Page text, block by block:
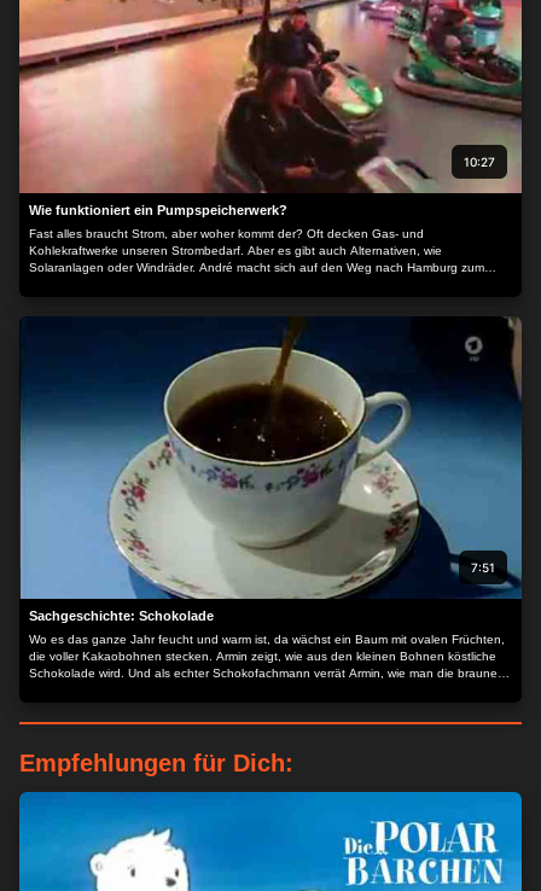
10:27
Wie funktioniert ein Pumpspeicherwerk?
Fast alles braucht Strom, aber woher kommt der? Oft decken Gas- und
Kohlekraftwerke unseren Strombedarf. Aber es gibt auch Alternativen, wie
Solaranlagen oder Windräder. André macht sich auf den Weg nach Hamburg zum
Akkus werden können…
7:51
Sachgeschichte: Schokolade
Wo es das ganze Jahr feucht und warm ist, da wächst ein Baum mit ovalen Früchten,
die voller Kakaobohnen stecken. Armin zeigt, wie aus den kleinen Bohnen köstliche
Schokolade wird. Und als echter Schokofachmann verrät Armin, wie man die braune
Empfehlungen für Dich: